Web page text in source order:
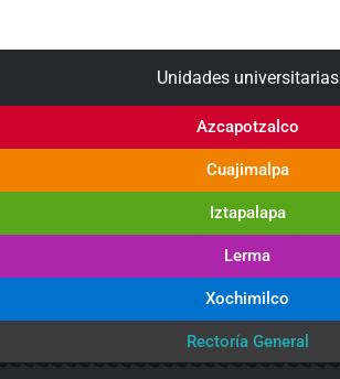
Unidades universitarias
Azcapotzalco
Cuajimalpa
Iztapalapa
Lerma
Xochimilco
Rectoría General